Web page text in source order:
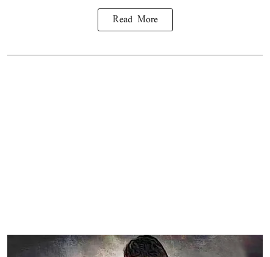
Read More